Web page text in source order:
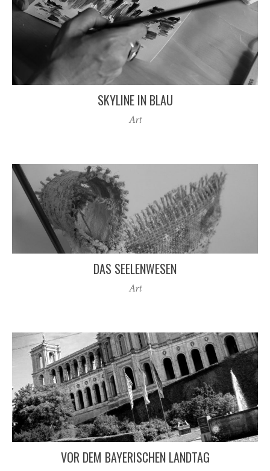
SKYLINE IN BLAU
Art
DAS SEELENWESEN
Art
VOR DEM BAYERISCHEN LANDTAG